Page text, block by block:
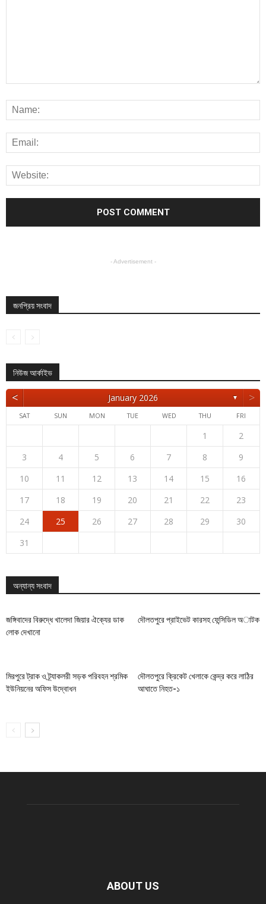
- Advertisement -
জনপ্রিয় সংবাদ
নিউজ আর্কাইভ
< January 2026 ▼ >
SAT SUN MON TUE WED THU FRI
1
2
3
4 5 6 7 8
9
10
11 12 13 14 15
16
17
18 19 20 21 22
23
24
25 26 27 28 29
30
31
অন্যান্য সংবাদ
জঙ্গিবাদের বিরুদ্ধে খালেদা জিয়ার ঐক্যের ডাক
লোক দেখানো
দৌলতপুরে প্রাইভেট কারসহ ফেন্সিডিল অাটক
মিরপুরে ট্রাক ও ট্র্যাকলরী সড়ক পরিবহন শ্রমিক
ইউনিয়নের অফিস উদ্বোধন
দৌলতপুরে ক্রিকেট খেলাকে কেন্দ্র করে লাঠির
আঘাতে নিহত-১
ABOUT US